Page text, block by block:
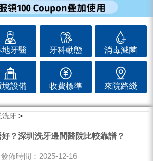
地牙醫 牙科動態 消毒滅菌
境設備 收費標準 來院路綫
洗牙>
？深圳洗牙邊間醫院比較靠譜？
發佈時間：2025-12-16